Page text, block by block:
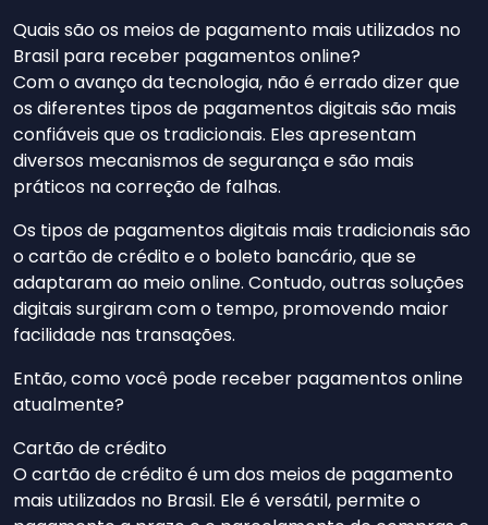
Quais são os meios de pagamento mais utilizados no
Brasil para receber pagamentos online?
Com o avanço da tecnologia, não é errado dizer que
os diferentes tipos de pagamentos digitais são mais
confiáveis que os tradicionais. Eles apresentam
diversos mecanismos de segurança e são mais
práticos na correção de falhas.
Os tipos de pagamentos digitais mais tradicionais são
o cartão de crédito e o boleto bancário, que se
adaptaram ao meio online. Contudo, outras soluções
digitais surgiram com o tempo, promovendo maior
facilidade nas transações.
Então, como você pode receber pagamentos online
atualmente?
Cartão de crédito
O cartão de crédito é um dos meios de pagamento
mais utilizados no Brasil. Ele é versátil, permite o